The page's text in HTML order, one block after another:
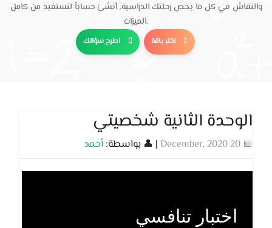
والنقاش في كل ما يخص رحلتك الدراسية. أنشئ حساباً لتستفيد من كامل
الميزات.
اطرح سؤالك اختر باقة
الوحدة الثانية شخصيتي
📅 20 December, 2020 | 👤 بواسطة: أحمد